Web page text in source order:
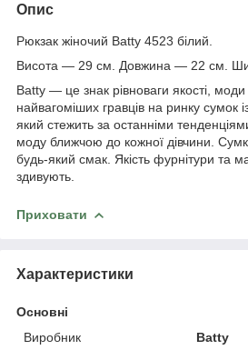
Опис
Рюкзак жіночий Batty 4523 білий.
Висота — 29 см. Довжина — 22 см.
Batty — це знак рівноваги якості, моди
найвагоміших гравців на ринку сумок
який стежить за останніми
моду ближчою до кожної дівчини.
будь-який смак. Якість фурнітури та
здивують.
Приховати
Характеристики
Основні
Виробник
Batty